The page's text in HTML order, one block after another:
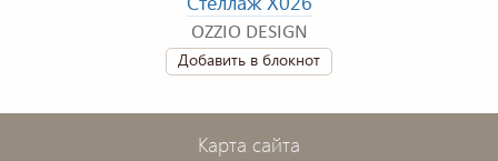
OZZIO DESIGN
Добавить в блокнот
Карта сайта